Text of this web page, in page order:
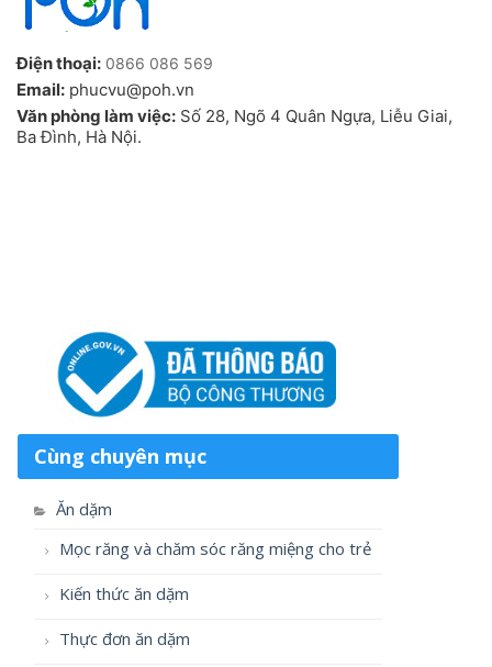
Điện thoại: 0866 086 569
Email: phucvu@poh.vn
Văn phòng làm việc: Số 28, Ngõ 4 Quân Ngựa, Liễu Giai,
Ba Đình, Hà Nội.
Cùng chuyên mục
Ăn dặm
Mọc răng và chăm sóc răng miệng cho trẻ
Kiến thức ăn dặm
Thực đơn ăn dặm